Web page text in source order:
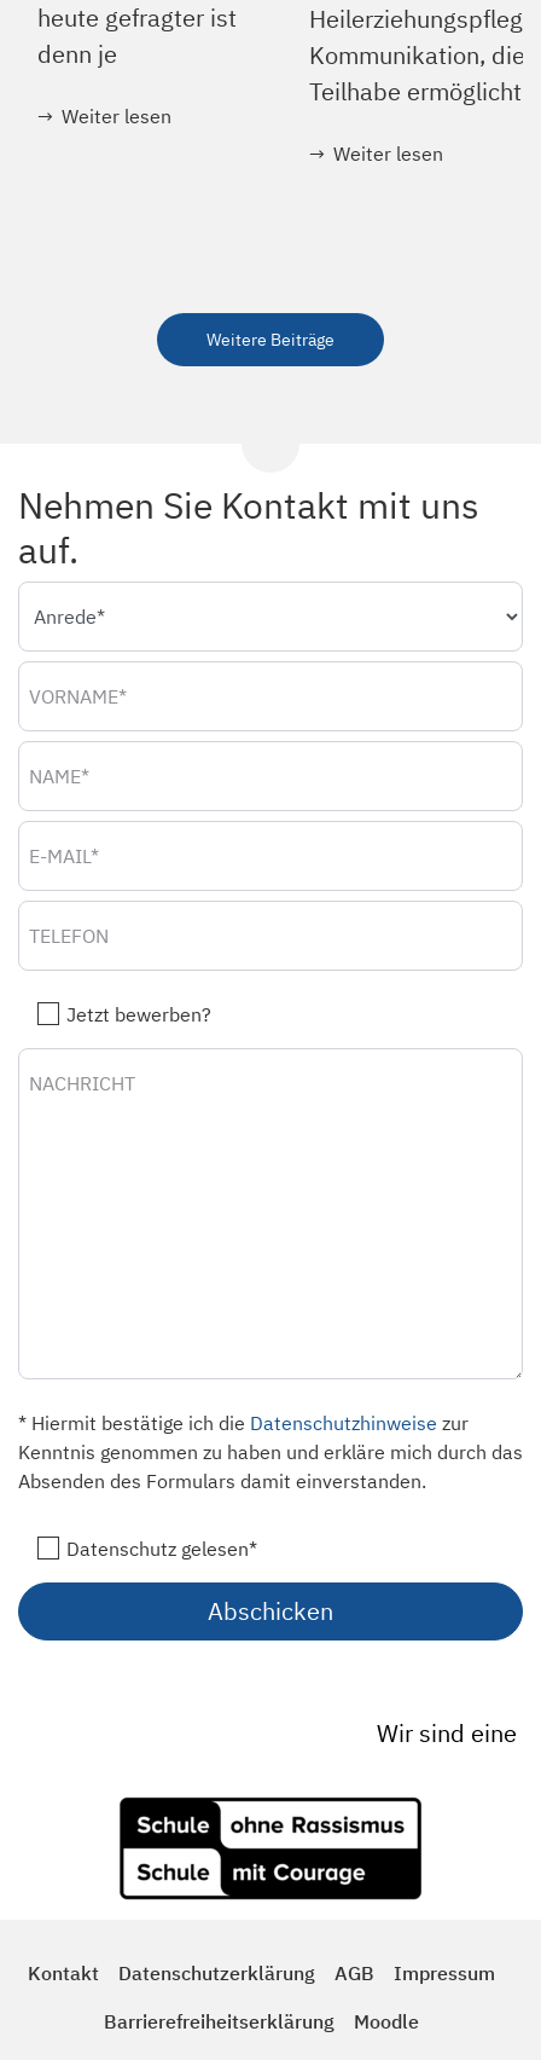
heute gefragter ist
denn je
Weiter lesen
Kommunikation, die
Teilhabe ermöglicht
Weiter lesen
Weitere Beiträge
Nehmen Sie Kontakt mit uns
auf.
Anrede
Vorname
Name
E-Mail
Telefon
Nachricht
Jetzt bewerben?
* Hiermit bestätige ich die Datenschutzhinweise zur
Kenntnis genommen zu haben und erkläre mich durch das
Absenden des Formulars damit einverstanden.
Datenschutz gelesen*
Wir sind eine
Kontakt Datenschutzerklärung AGB
Impressum
Barrierefreiheitserklärung
Moodle